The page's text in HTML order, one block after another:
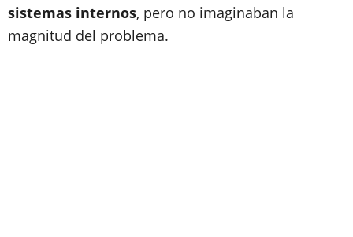
sistemas internos, pero no imaginaban la
magnitud del problema.